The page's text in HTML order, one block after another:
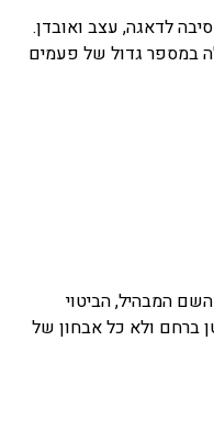
לדאגה, עצב ואובדן.
במספר גדול של פעמים
המבהיל, הביטוי
ברחם ולא כל אבחון של